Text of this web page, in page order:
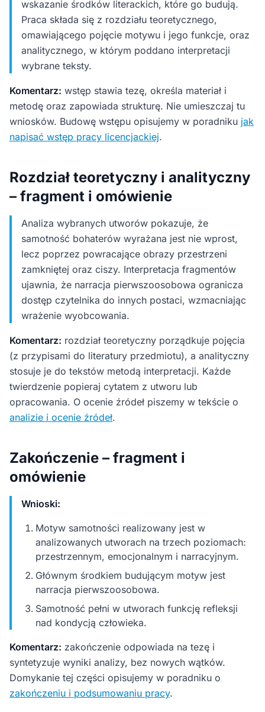
wskazanie środków literackich, które go budują.
Praca składa się z rozdziału teoretycznego,
omawiającego pojęcie motywu i jego funkcje, oraz
analitycznego, w którym poddano interpretacji
wybrane teksty.
Komentarz: wstęp stawia tezę, określa materiał i
metodę oraz zapowiada strukturę. Nie umieszczaj tu
wniosków. Budowę wstępu opisujemy w poradniku jak
napisać wstęp pracy licencjackiej.
Rozdział teoretyczny i analityczny
– fragment i omówienie
Analiza wybranych utworów pokazuje, że
samotność bohaterów wyrażana jest nie wprost,
lecz poprzez powracające obrazy przestrzeni
zamkniętej oraz ciszy. Interpretacja fragmentów
ujawnia, że narracja pierwszoosobowa ogranicza
dostęp czytelnika do innych postaci, wzmacniając
wrażenie wyobcowania.
Komentarz: rozdział teoretyczny porządkuje pojęcia
(z przypisami do literatury przedmiotu), a analityczny
stosuje je do tekstów metodą interpretacji. Każde
twierdzenie popieraj cytatem z utworu lub
opracowania. O ocenie źródeł piszemy w tekście o
analizie i ocenie źródeł.
Zakończenie – fragment i
omówienie
Wnioski:
Motyw samotności realizowany jest w
analizowanych utworach na trzech poziomach:
przestrzennym, emocjonalnym i narracyjnym.
Głównym środkiem budującym motyw jest
narracja pierwszoosobowa.
Samotność pełni w utworach funkcję refleksji
nad kondycją człowieka.
Komentarz: zakończenie odpowiada na tezę i
syntetyzuje wyniki analizy, bez nowych wątków.
Domykanie tej części opisujemy w poradniku o
zakończeniu i podsumowaniu pracy.